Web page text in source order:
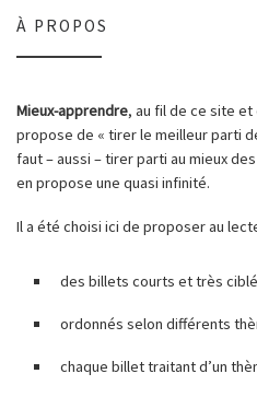
À PROPOS
Mieux-apprendre, au fil de ce site
propose de « tirer le meilleur parti
faut – aussi – tirer parti au mieux
en propose une quasi infinité.
Il a été choisi ici de proposer au
des billets courts et très
ordonnés selon différents
chaque billet traitant d’un